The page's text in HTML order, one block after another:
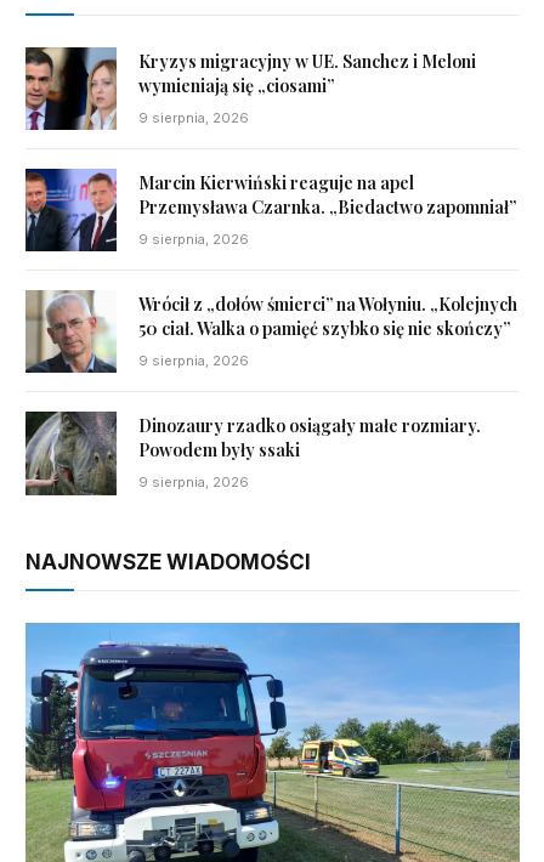
Kryzys migracyjny w UE. Sanchez i Meloni
wymieniają się „ciosami”
9 sierpnia, 2026
Marcin Kierwiński reaguje na apel
Przemysława Czarnka. „Biedactwo zapomniał”
9 sierpnia, 2026
Wrócił z „dołów śmierci” na Wołyniu. „Kolejnych
50 ciał. Walka o pamięć szybko się nie skończy”
9 sierpnia, 2026
Dinozaury rzadko osiągały małe rozmiary.
Powodem były ssaki
9 sierpnia, 2026
NAJNOWSZE WIADOMOŚCI